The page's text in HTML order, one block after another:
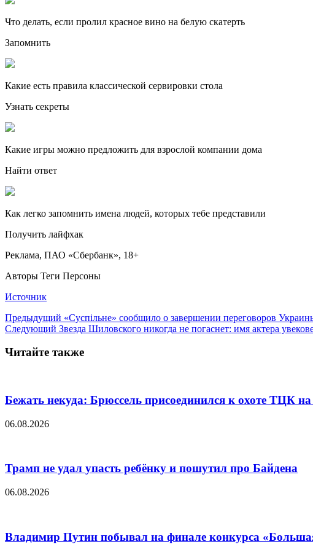
Что делать, если пролил красное вино на белую скатерть
Запомнить
Какие есть правила классической сервировки стола
Узнать секреты
Какие игры можно предложить для взрослой компании дома
Найти ответ
Как легко запомнить имена людей, которых тебе представили
Получить лайфхак
Реклама, ПАО «Сбербанк», 18+
Авторы Теги Персоны
Источник
Предыдущий «Суспiльне» сообщило о завершении переговоров
Следующий Звезда Шиловского никогда не погаснет: имя актера
Читайте также
Бежать некуда: Брюссель присоединился к охоте ТЦК
06.08.2026
Трамп не удал упасть ребёнку и пошутил про Байдена
06.08.2026
Владимир Путин побывал на финале конкурса